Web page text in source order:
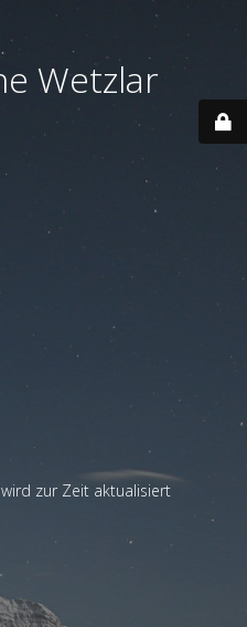
Wetzlar
zur Zeit aktualisiert